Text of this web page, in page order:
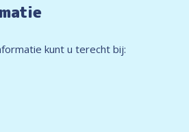
kunt u terecht bij: